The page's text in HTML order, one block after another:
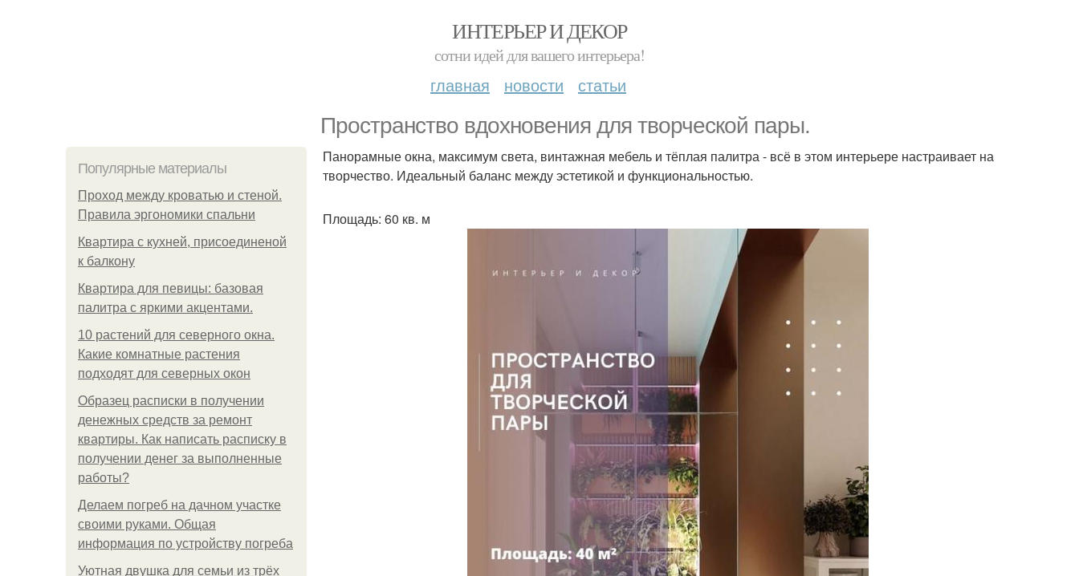
ИНТЕРЬЕР И ДЕКОР
сотни идей для вашего интерьера!
главная новости статьи
Пространство вдохновения для творческой пары.
Популярные материалы
Проход между кроватью и стеной.
Правила эргономики спальни
Квартира с кухней, присоединеной
к балкону
Квартира для певицы: базовая
палитра с яркими акцентами.
10 растений для северного окна.
Какие комнатные растения
подходят для северных окон
Образец расписки в получении
денежных средств за ремонт
квартиры. Как написать расписку в
получении денег за выполненные
работы?
Делаем погреб на дачном участке
своими руками. Общая
информация по устройству погреба
Уютная двушка для семьи из трёх
Панорамные окна, максимум света, винтажная мебель и тёплая палитра - всё в этом интерьере настраивает на
творчество. Идеальный баланс между эстетикой и функциональностью.
Площадь: 60 кв. м